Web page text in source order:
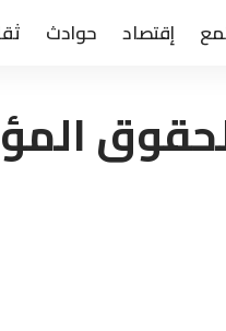
إقتصاد حوادث